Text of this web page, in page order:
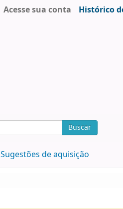
Acesse sua conta Histórico
Buscar
Sugestões de aquisição